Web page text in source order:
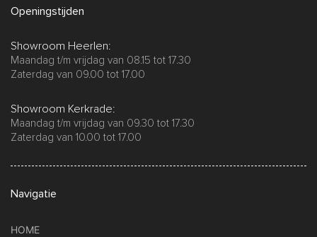
Openingstijden
Showroom Heerlen:
Maandag t/m vrijdag van 08.15 tot 17.30
Zaterdag van 09.00 tot 17.00
Showroom Kerkrade:
Maandag t/m vrijdag van 09.30 tot 17.30
Zaterdag van 10.00 tot 17.00
Navigatie
HOME